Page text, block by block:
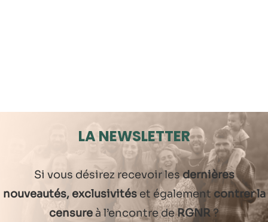
LA NEWSLETTER
Si vous désirez recevoir lesdernières
nouveautés, exclusivitéset également contrer la
censureà l’encontre deRGNR?